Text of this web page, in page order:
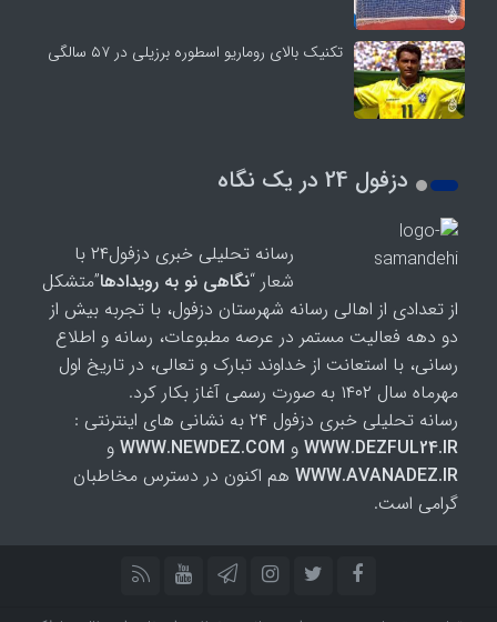
تکنیک بالای روماریو اسطوره برزیلی در ۵۷ سالگی
دزفول 24 در یک نگاه
رسانه تحلیلی خبری دزفول۲۴ با
شعار “نگاهی نو به رویدادها”متشکل
از تعدادی از اهالی رسانه شهرستان دزفول، با تجربه بیش از
دو دهه فعالیت مستمر در عرصه مطبوعات، رسانه و اطلاع
رسانی، با استعانت از خداوند تبارک و تعالی، در تاریخ اول
مهرماه سال ۱۴۰۲ به صورت رسمی آغاز بکار کرد.
رسانه تحلیلی خبری دزفول ۲۴ به نشانی های اینترنتی :
WWW.DEZFUL24.IR و WWW.NEWDEZ.COM و
WWW.AVANADEZ.IR هم اکنون در دسترس مخاطبان
گرامی است.